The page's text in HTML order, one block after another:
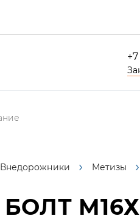
Внедорожники Метизы
БОЛТ